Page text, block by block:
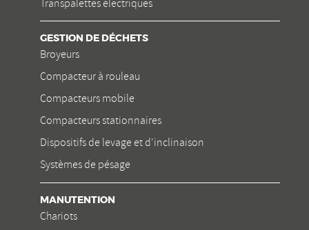
Transpalettes électriques
GESTION DE DÉCHETS
Broyeurs
Compacteur à rouleau
Compacteurs mobile
Compacteurs stationnaires
Dispositifs de levage et d'inclinaison
Systèmes de pésage
MANUTENTION
Chariots